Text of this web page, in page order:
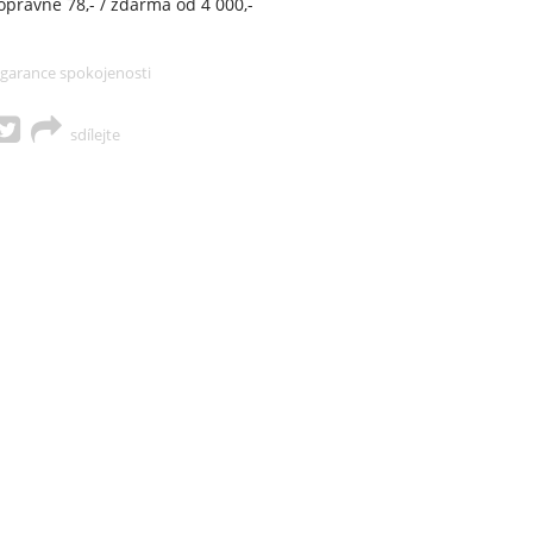
garance spokojenosti
sdílejte